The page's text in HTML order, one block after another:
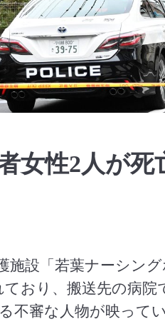
女性2人が
施設「若葉ナーシン
おり、搬送先の病院
不審な人物が映って